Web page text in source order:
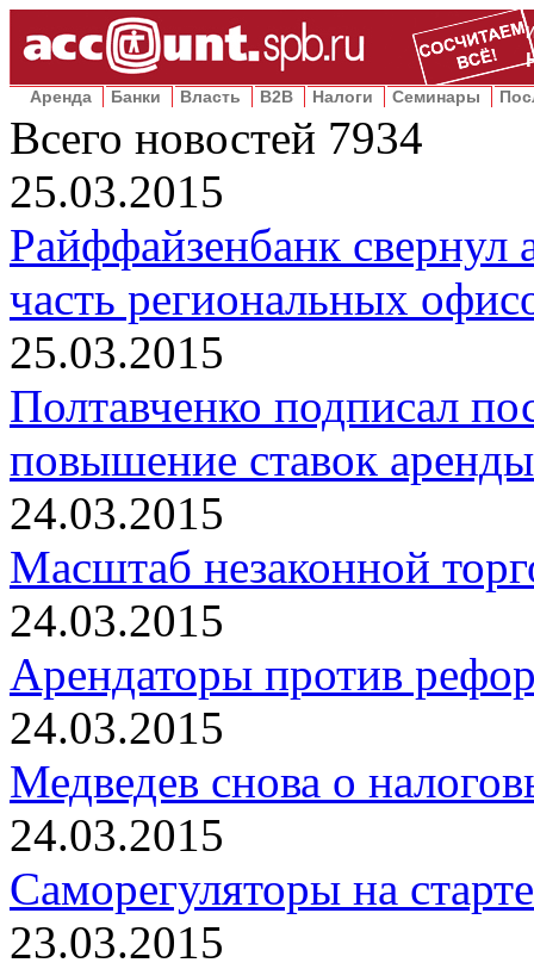
Аренда Банки Власть B2B Налоги Семинары
Всего новостей 7934
25.03.2015
Райффайзенбанк свернул
часть региональных
25.03.2015
Полтавченко подписал
повышение ставок
24.03.2015
Масштаб незаконной
24.03.2015
Арендаторы против
24.03.2015
Медведев снова о
24.03.2015
Саморегуляторы на старте
23.03.2015